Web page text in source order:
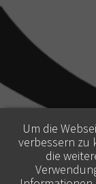
Um die
verbessern zu
die